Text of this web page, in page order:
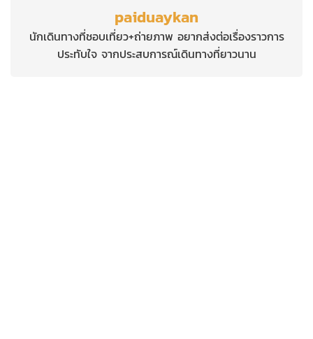
paiduaykan
นักเดินทางที่ชอบเที่ยว+ถ่ายภาพ อยากส่งต่อเรื่องราวการ
ประทับใจ จากประสบการณ์เดินทางที่ยาวนาน